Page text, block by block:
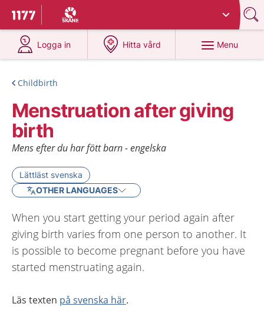
To start page for 1177
Du har valt region
Logga in
at 1177.se
Hitta vård
at 1177.se
Menu
Childbirth
Menstruation after giving
birth
Mens efter du har fött barn - engelska
Lättläst svenska
OTHER LANGUAGES
When you start getting your period again after
giving birth varies from one person to another. It
is possible to become pregnant before you have
started menstruating again.
Läs texten på svenska här.